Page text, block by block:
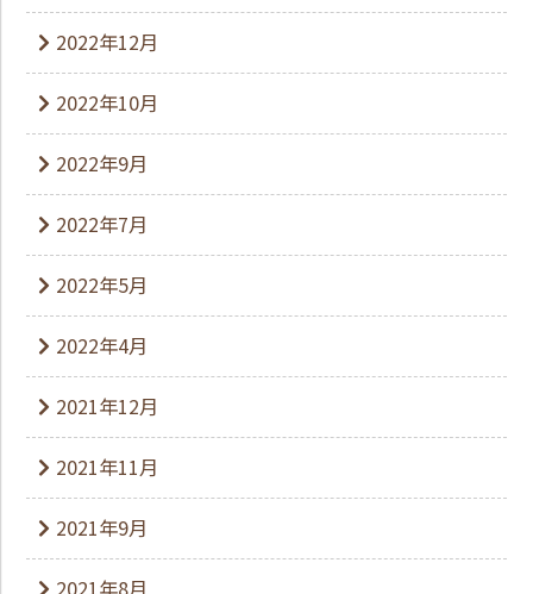
2022年12月
2022年10月
2022年9月
2022年7月
2022年5月
2022年4月
2021年12月
2021年11月
2021年9月
2021年8月